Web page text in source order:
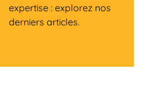
expertise : explorez nos
derniers articles.